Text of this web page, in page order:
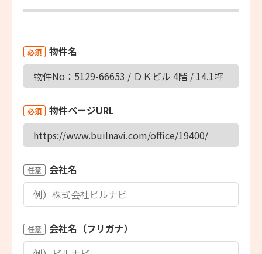
必須 物件名
必須 物件ページURL
任意 会社名
任意 会社名（フリガナ）